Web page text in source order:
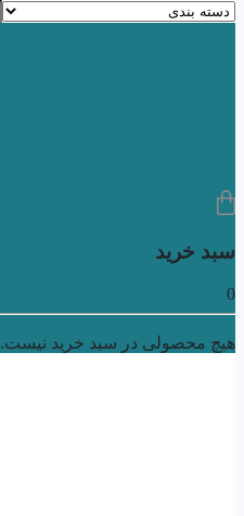
سبد خرید
0
هیچ محصولی در سبد خرید نیست.